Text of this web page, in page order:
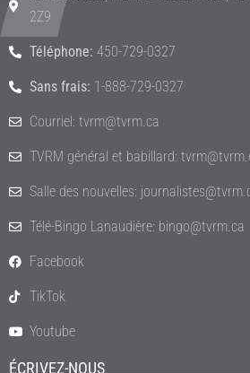
2Z9
Téléphone: 450-729-0327
Sans frais: 1-888-729-0327
Courriel: tvrm@tvrm.ca
TVRM général et babillard:
Salle des nouvelles:
Télé-Bingo Lanaudière: bingo@tvrm.ca
Facebook
TikTok
Youtube
ÉCRIVEZ-NOUS